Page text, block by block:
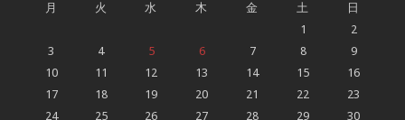
月
火 水 木 金 土
日
1
2
3
4 5 6 7 8
9
10
11 12 13 14 15
16
17
18 19 20 21 22
23
24
25 26 27 28 29
30